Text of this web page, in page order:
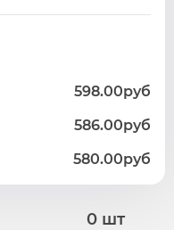
598.00руб
586.00руб
580.00руб
0 шт